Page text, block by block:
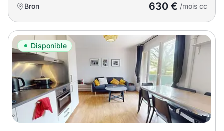
communes
Ascenseur Gardien
Local à vélo
Disponible à partir du
Bron 630 € /mois cc
Disponible